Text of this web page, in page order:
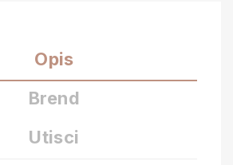
Opis
Brend
Utisci